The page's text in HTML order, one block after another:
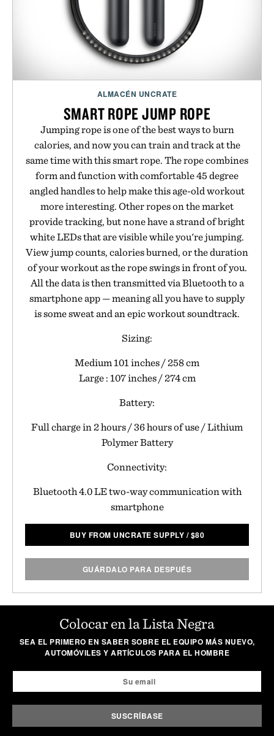
ALMACÉN UNCRATE
SMART ROPE JUMP ROPE
Jumping rope is one of the best ways to burn
calories, and now you can train and track at the
same time with this smart rope. The rope combines
form and function with comfortable 45 degree
angled handles to help make this age-old workout
more interesting. Other ropes on the market
provide tracking, but none have a strand of bright
white LEDs that are visible while you're jumping.
View jump counts, calories burned, or the duration
of your workout as the rope swings in front of you.
All the data is then transmitted via Bluetooth to a
smartphone app — meaning all you have to supply
is some sweat and an epic workout soundtrack.
Sizing:
Medium 101 inches / 258 cm
Large : 107 inches / 274 cm
Battery:
Full charge in 2 hours / 36 hours of use / Lithium
Polymer Battery
Connectivity:
Bluetooth 4.0 LE two-way communication with
smartphone
BUY FROM UNCRATE SUPPLY /$80
GUÁRDALO PARA DESPUÉS
Colocar en la Lista Negra
SEA EL PRIMERO EN SABER SOBRE EL EQUIPO MÁS NUEVO,
AUTOMÓVILES Y ARTÍCULOS PARA EL HOMBRE